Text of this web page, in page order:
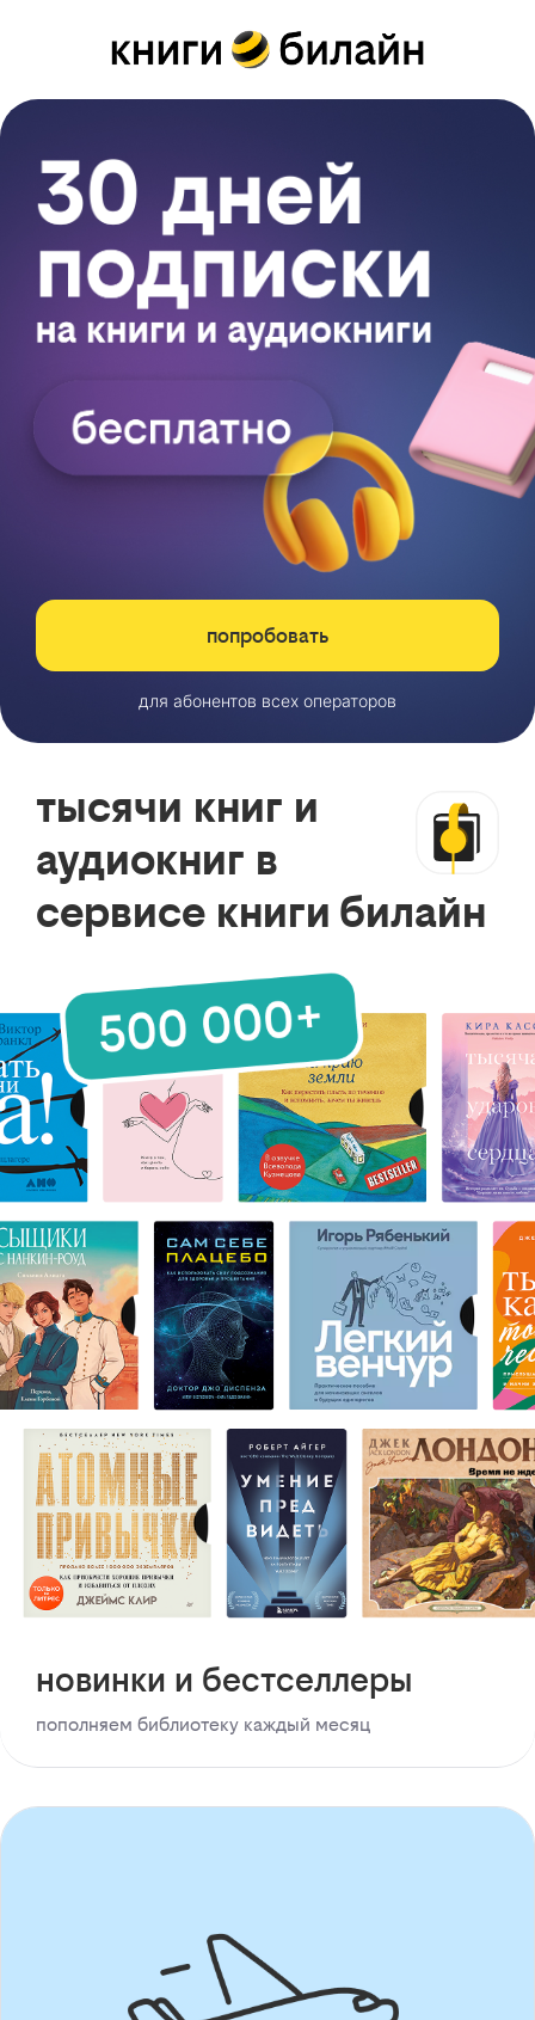
попробовать
для абонентов всех операторов
тысячи книг и
аудиокниг в
сервисе книги билайн
новинки и бестселлеры
пополняем библиотеку каждый месяц